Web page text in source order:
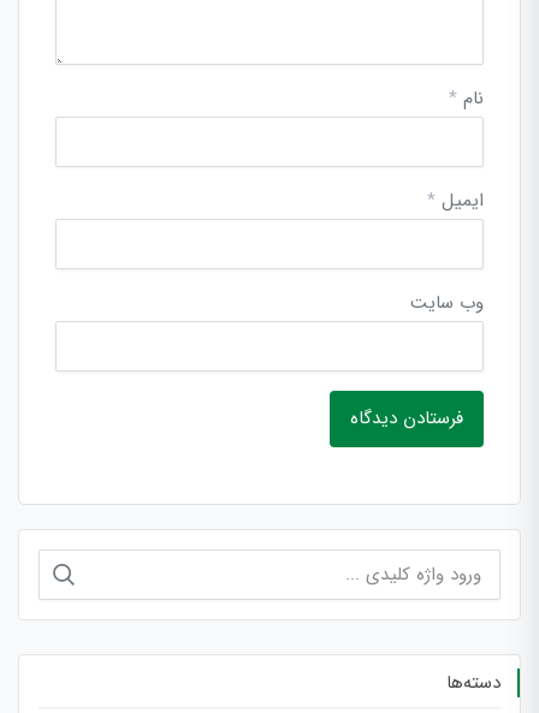
نام *
ایمیل *
وب‌ سایت
برای:
دسته‌ها